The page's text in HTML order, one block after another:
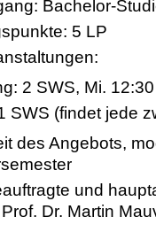
Bachelor-
5 LP
2 SWS, Mi.
SWS (findet jede
des Angebots,
und
Dr. Martin